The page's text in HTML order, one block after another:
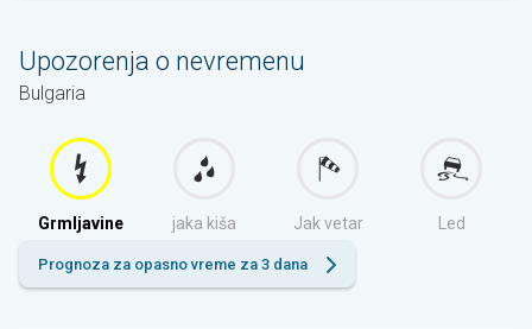
Upozorenja o nevremenu
Bulgaria
Grmljavine jaka kiša Jak vetar Led
Prognoza za opasno vreme za 3 dana